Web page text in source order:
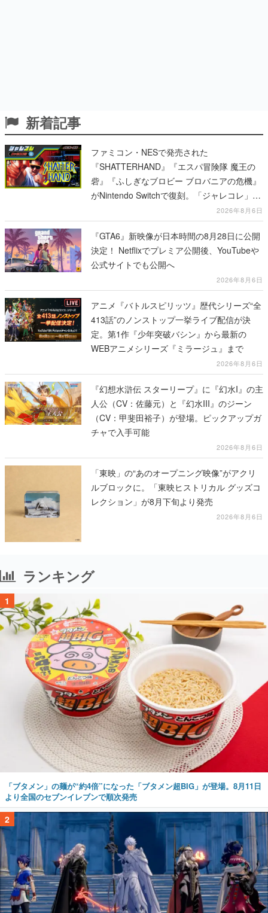
新着記事
ファミコン・NESで発売された
『SHATTERHAND』『エスパ冒険隊 魔王の
砦』『ふしぎなブロビー ブロバニアの危機』
がNintendo Switchで復刻。「ジャレコレ」シ
2026年8月6日
『GTA6』新映像が日本時間の8月28日に公開
決定！ Netflixでプレミア公開後、YouTubeや
公式サイトでも公開へ
2026年8月6日
アニメ『バトルスピリッツ』歴代シリーズ“全
413話”のノンストップ一挙ライブ配信が決
定。第1作『少年突破バシン』から最新の
WEBアニメシリーズ『ミラージュ』まで
2026年8月6日
『幻想水滸伝 スターリープ』に『幻水I』の主
人公（CV：佐藤元）と『幻水III』のジーン
（CV：甲斐田裕子）が登場。ピックアップガ
チャで入手可能
2026年8月6日
「東映」の“あのオープニング映像”がアクリ
ルブロックに。「東映ヒストリカル グッズコ
レクション」が8月下旬より発売
2026年8月6日
ランキング
1
「ブタメン」の麺が“約4倍”になった「ブタメン超BIG」が登場。8月11日
より全国のセブンイレブンで順次発売
2